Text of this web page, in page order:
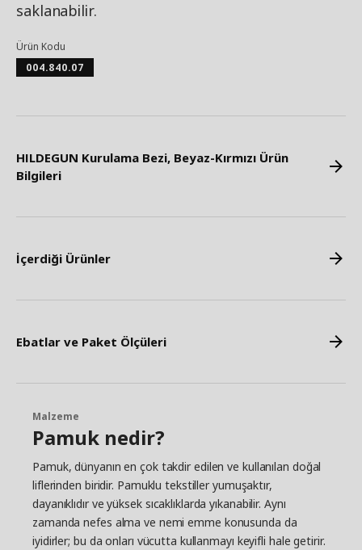
saklanabilir.
Ürün Kodu
004.840.07
HILDEGUN Kurulama Bezi, Beyaz-Kırmızı Ürün
Bilgileri
İçerdiği Ürünler
Ebatlar ve Paket Ölçüleri
Malzeme
Pamuk nedir?
Pamuk, dünyanın en çok takdir edilen ve kullanılan doğal
liflerinden biridir. Pamuklu tekstiller yumuşaktır,
dayanıklıdır ve yüksek sıcaklıklarda yıkanabilir. Aynı
zamanda nefes alma ve nemi emme konusunda da
iyidirler; bu da onları vücutta kullanmayı keyifli hale getirir.